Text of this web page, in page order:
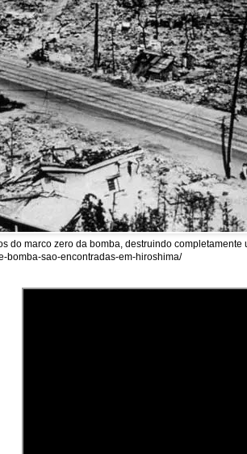
do marco zero da bomba, destruindo
bomba-sao-encontradas-em-hiroshima/